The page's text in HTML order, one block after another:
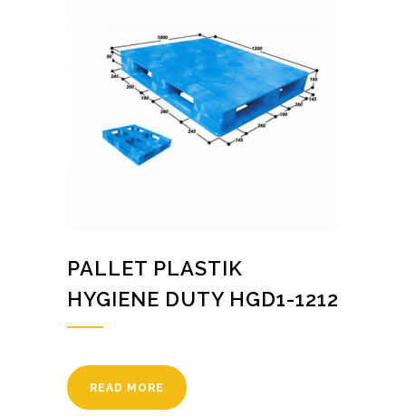
PALLET PLASTIK
HYGIENE DUTY HGD1-1212
READ MORE